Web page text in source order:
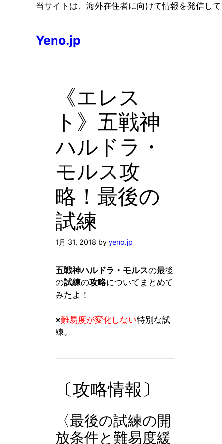
当サイトは、海外在住者に向けて情報を発信し
Yeno.jp
《エレス
ト》五戦神
ハルドラ・
モルス攻
略！最後の
試練
1月 31, 2018 by yeno.jp
五戦神ハルドラ・モルスの最後
の試練の攻略についてまとめて
みたよ！
※難易度が変化しない特別な試
練。
〔攻略情報〕
〈最後の試練の開
放条件と難易度緩